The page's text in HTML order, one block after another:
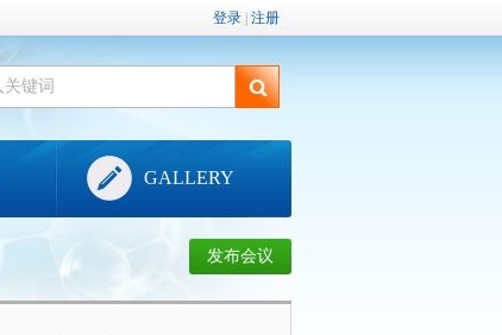
登录 注册
GALLERY
发布会议